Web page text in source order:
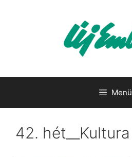
Menü
42. hét__Kultura